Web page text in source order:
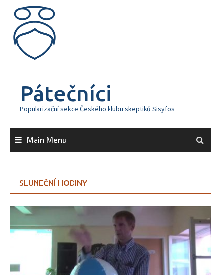
content
Pátečníci
Popularizační sekce Českého klubu skeptiků Sisyfos
Main Menu
SLUNEČNÍ HODINY